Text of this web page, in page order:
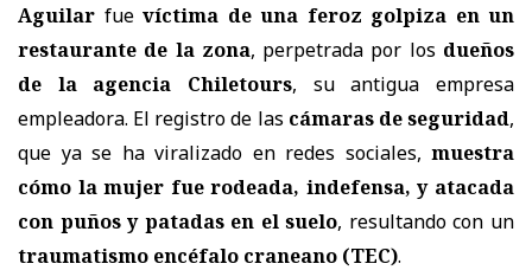
Aguilar fue víctima de una feroz golpiza en un
restaurante de la zona, perpetrada por los dueños
de la agencia Chiletours, su antigua empresa
empleadora. El registro de las cámaras de seguridad,
que ya se ha viralizado en redes sociales, muestra
cómo la mujer fue rodeada, indefensa, y atacada
con puños y patadas en el suelo, resultando con un
traumatismo encéfalo craneano (TEC).